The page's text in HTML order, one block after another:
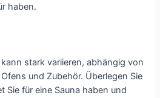
haben.
kann stark variieren, abhängig von
und Zubehör. Überlegen Sie
Sie für eine Sauna haben und